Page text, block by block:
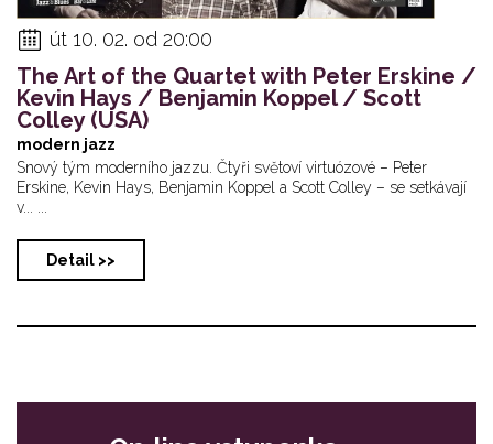
út 10. 02. od 20:00
The Art of the Quartet with Peter Erskine /
Kevin Hays / Benjamin Koppel / Scott
Colley (USA)
modern jazz
Snový tým moderního jazzu. Čtyři světoví virtuózové – Peter
Erskine, Kevin Hays, Benjamin Koppel a Scott Colley – se setkávají
v... ...
Detail >>